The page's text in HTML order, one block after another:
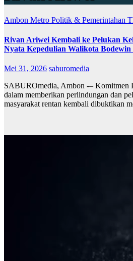
Ambon Metro Politik & Pemerintahan
Rivan Ariwei Kembali ke Pelukan
Nyata Kepedulian Walikota Bodewin
Mei 31, 2026 saburomedia
SABUROmedia, Ambon -– Komitmen
dalam memberikan perlindungan dan
masyarakat rentan kembali dibuktikan